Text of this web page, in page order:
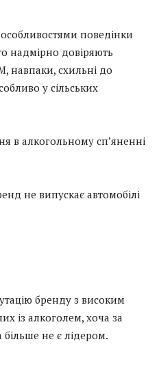
поведінки
надмірно довіряють
навпаки, схильні до
у сільських
в алкогольному сп’яненні
не випускає автомобілі
бренду з високим
із алкоголем, хоча за
не є лідером.